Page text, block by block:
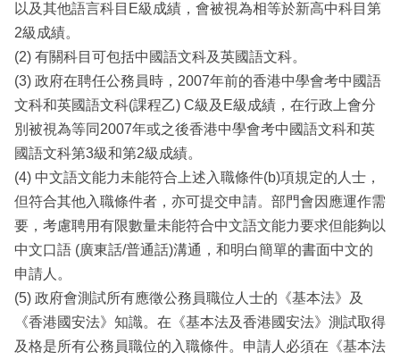
以及其他語言科目E級成績，會被視為相等於新高中科目第
2級成績。
(2) 有關科目可包括中國語文科及英國語文科。
(3) 政府在聘任公務員時，2007年前的香港中學會考中國語
文科和英國語文科(課程乙) C級及E級成績，在行政上會分
別被視為等同2007年或之後香港中學會考中國語文科和英
國語文科第3級和第2級成績。
(4) 中文語文能力未能符合上述入職條件(b)項規定的人士，
但符合其他入職條件者，亦可提交申請。部門會因應運作需
要，考慮聘用有限數量未能符合中文語文能力要求但能夠以
中文口語 (廣東話/普通話)溝通，和明白簡單的書面中文的
申請人。
(5) 政府會測試所有應徵公務員職位人士的《基本法》及
《香港國安法》知識。在《基本法及香港國安法》測試取得
及格是所有公務員職位的入職條件。申請人必須在《基本法